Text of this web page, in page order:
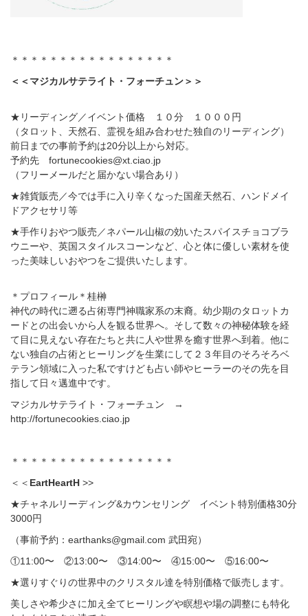
＊＊＊＊＊＊＊＊＊＊＊＊＊＊＊＊＊
＜＜マジカルサテライト・フォーチュン＞＞
★リーディング／イベント価格 １０分 １０００円
（タロット、天然石、霊視を組み合わせた独自のリーディング）
前日までの事前予約は20分以上から対応。
予約先 fortunecookies@xt.ciao.jp
（フリーメールだと届かない場合あり）
★雑貨販売／今では手に入り辛くなった国産天然石、ハンドメイ
ドアクセサリ等
★手作りおやつ販売／ネパール山椒の効いたスパイスチョコブラ
ウニーや、英国スタイルスコーンなど、心と体に優しい素材を使
った美味しいおやつをご提供いたします。
＊プロフィール＊桂榊
神代の時代に遡る占術専門神職家系の末裔。幼少期のタロットカ
ードとの出会いから人を観る世界へ。そして数々の神秘体験を経
て目に見えない存在たちと共に人や世界を癒す世界へ到着。他に
ない独自の占術とヒーリングを生業にして２３年目のそろそろベ
テラン領域に入った私ですけども占い師やヒーラーのその先を目
指して日々邁進中です。
マジカルサテライト・フォーチュン →
http://fortunecookies.ciao.jp
＊＊＊＊＊＊＊＊＊＊＊＊＊＊＊＊＊
＜＜ EartHeartH >>
★チャネルリーディング&カウンセリング イベント特別価格30分
3000円
（事前予約：earthanks@gmail.com 武田宛）
①11:00〜 ②13:00〜 ③14:00〜 ④15:00〜 ⑤16:00〜
★選りすぐりの世界中のクリスタル達を特別価格で販売します。
美しさや希少さに加え全てヒーリングや瞑想や場の調整にも特化